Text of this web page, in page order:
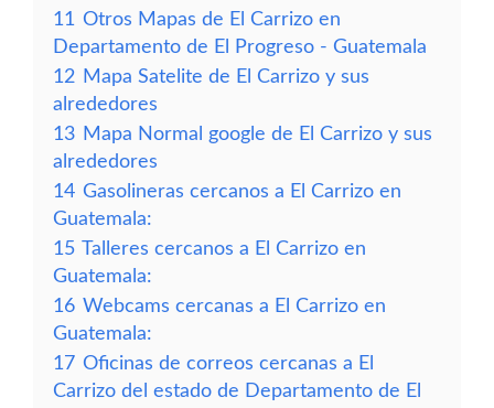
11 Otros Mapas de El Carrizo en
Departamento de El Progreso - Guatemala
12 Mapa Satelite de El Carrizo y sus
alrededores
13 Mapa Normal google de El Carrizo y sus
alrededores
14 Gasolineras cercanos a El Carrizo en
Guatemala:
15 Talleres cercanos a El Carrizo en
Guatemala:
16 Webcams cercanas a El Carrizo en
Guatemala:
17 Oficinas de correos cercanas a El
Carrizo del estado de Departamento de El